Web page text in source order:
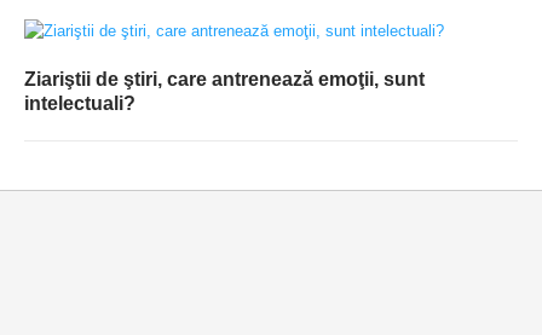
Ziariştii de ştiri, care antrenează emoţii, sunt
intelectuali?